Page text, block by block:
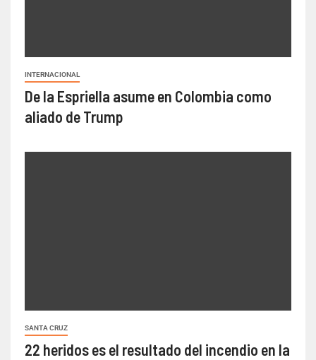
INTERNACIONAL
De la Espriella asume en Colombia como
aliado de Trump
SANTA CRUZ
22 heridos es el resultado del incendio en la